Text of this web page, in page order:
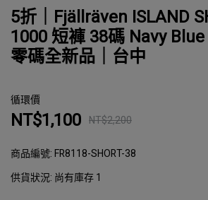
5折｜Fjällräven ISLAND
1000 短褲 38碼 Navy
零碼全新品｜台中
循環價
NT$1,100 NT$2,200
商品編號:FR8118-SHORT-38
供貨狀況: 尚有庫存 1